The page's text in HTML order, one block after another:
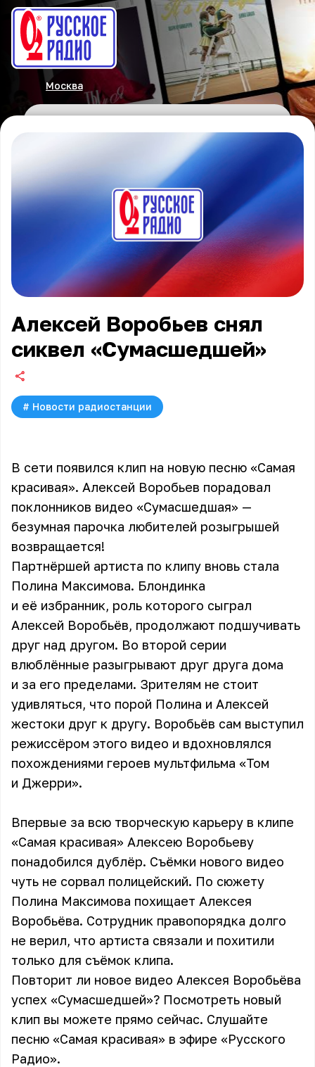
Москва
Алексей Воробьев снял
сиквел «Сумасшедшей»
# Новости радиостанции
В сети появился клип на новую песню «Самая
красивая». Алексей Воробьев порадовал
поклонников видео «Сумасшедшая» —
безумная парочка любителей розыгрышей
возвращается!
Партнёршей артиста по клипу вновь стала
Полина Максимова. Блондинка
и её избранник, роль которого сыграл
Алексей Воробьёв, продолжают подшучивать
друг над другом. Во второй серии
влюблённые разыгрывают друг друга дома
и за его пределами. Зрителям не стоит
удивляться, что порой Полина и Алексей
жестоки друг к другу. Воробьёв сам выступил
режиссёром этого видео и вдохновлялся
похождениями героев мультфильма «Том
и Джерри».
Впервые за всю творческую карьеру в клипе
«Самая красивая» Алексею Воробьеву
понадобился дублёр. Съёмки нового видео
чуть не сорвал полицейский. По сюжету
Полина Максимова похищает Алексея
Воробьёва. Сотрудник правопорядка долго
не верил, что артиста связали и похитили
только для съёмок клипа.
Повторит ли новое видео Алексея Воробьёва
успех «Сумасшедшей»? Посмотреть новый
клип вы можете прямо сейчас. Слушайте
песню «Самая красивая» в эфире «Русского
Радио».